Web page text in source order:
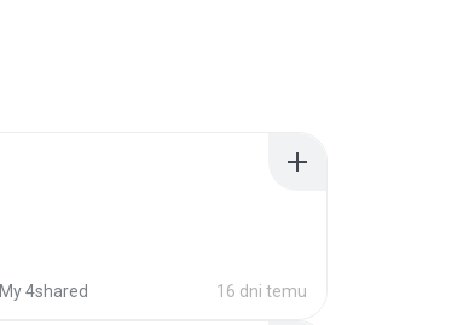
My 4shared 16 dni temu